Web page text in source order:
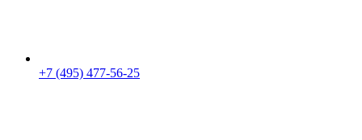
+7 (495) 477-56-25